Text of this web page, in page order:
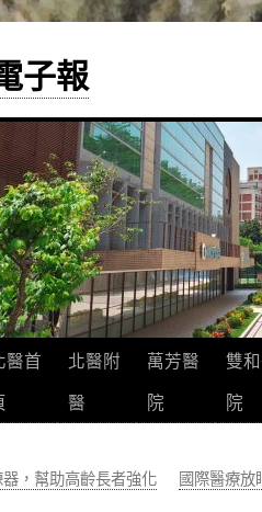
子報
醫首
北醫附
醫
萬芳醫
院
雙
院
，幫助高齡長者強化
國際醫療放